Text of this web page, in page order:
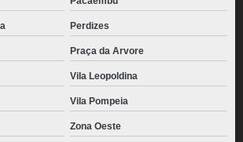
Perdizes
Praça da Arvore
Vila Leopoldina
Vila Pompeia
Zona Oeste